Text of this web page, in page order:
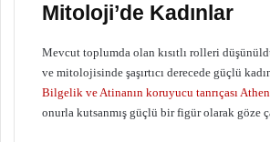
Mitoloji’de Kadınlar
Mevcut toplumda olan kısıtlı rolleri
ve mitolojisinde şaşırtıcı derecede güçlü
Bilgelik ve Atinanın koruyucu tanrıçası
onurla kutsanmış güçlü bir figür olarak göze